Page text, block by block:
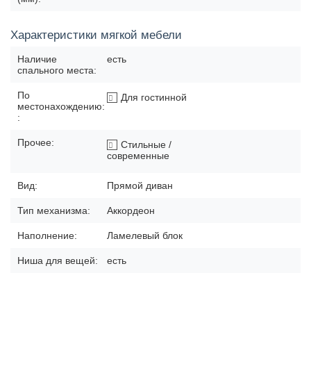
Характеристики мягкой мебели
Наличие
спального места:
есть
По
местонахождению:
:
Для гостинной
Прочее:
Стильные /
современные
Вид: Прямой диван
Тип механизма: Аккордеон
Наполнение: Ламелевый блок
Ниша для вещей: есть